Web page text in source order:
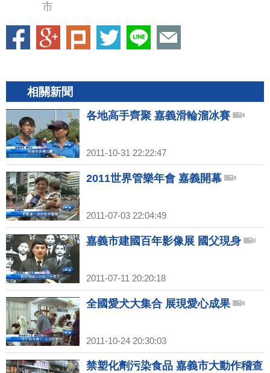
市
相關新聞
各地高手齊聚 嘉義滑輪溜冰賽
2011-10-31 22:22:47
2011世界管樂年會 嘉義開幕
2011-07-03 22:04:49
嘉義市建國百年影像展 國父現身
2011-07-11 20:20:18
全國愛犬大集合 展現愛心成果
2011-10-24 20:30:03
禁塑化劑污染食品 嘉義市大動作稽查